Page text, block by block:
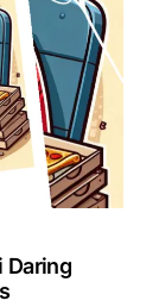
Daring